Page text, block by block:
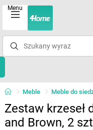
Menu
Meble Meble do
Zestaw krzeseł
and Brown, 2